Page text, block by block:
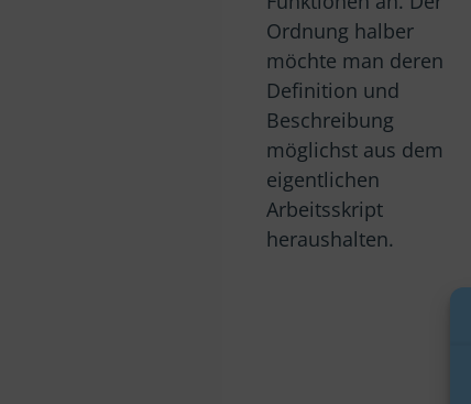
Ordnung halber
möchte man deren
Definition und
Beschreibung
möglichst aus dem
eigentlichen
Arbeitsskript
heraushalten.